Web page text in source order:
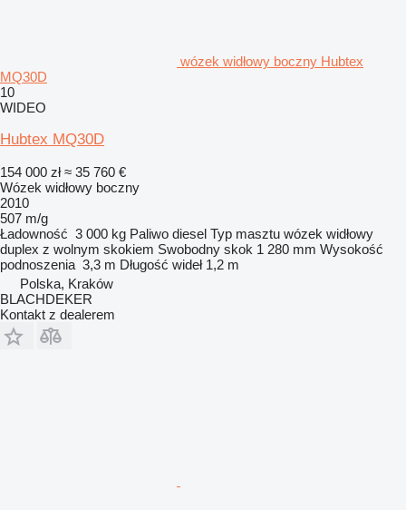
wózek widłowy boczny Hubtex
MQ30D
10
WIDEO
Hubtex MQ30D
154 000 zł ≈ 35 760 €
Wózek widłowy boczny
2010
507 m/g
Ładowność 3 000 kg Paliwo diesel Typ masztu wózek widłowy
duplex z wolnym skokiem Swobodny skok 1 280 mm Wysokość
podnoszenia 3,3 m Długość wideł 1,2 m
Polska, Kraków
BLACHDEKER
Kontakt z dealerem